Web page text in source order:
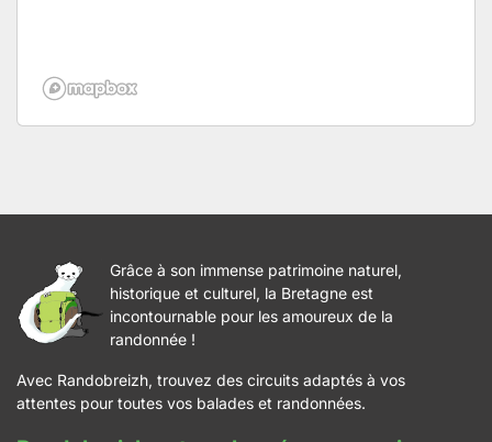
Grâce à son immense patrimoine naturel,
historique et culturel, la Bretagne est
incontournable pour les amoureux de la
randonnée !
Avec Randobreizh, trouvez des circuits adaptés à vos
attentes pour toutes vos balades et randonnées.